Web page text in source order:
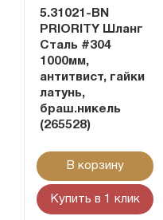
5.31021-BN
PRIORITY Шланг
Сталь #304
1000мм,
антитвист, гайки
латунь,
браш.никель
(265528)
В корзину
Купить в 1 клик